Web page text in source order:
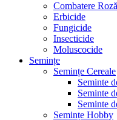
Combatere
Erbicide
Fungicide
Insecticide
Moluscocide
Semințe
Semințe Cereale
Seminte
Seminte
Seminte
Semințe Hobby